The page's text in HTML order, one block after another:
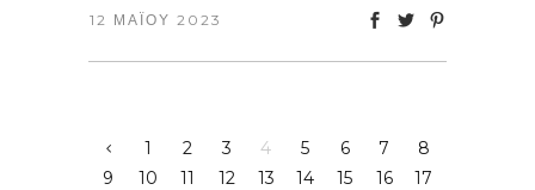
12 ΜΑΪ́ΟΥ 2023
1 2 3 4 5 6 7
8
9
10 11 12 13 14 15 16
17